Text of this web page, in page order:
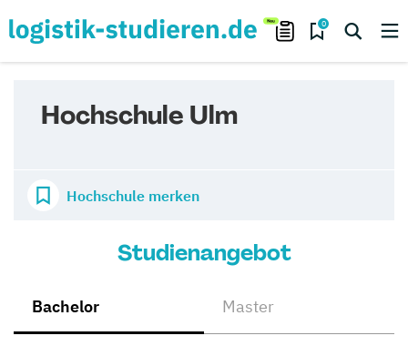
0
Hochschule Ulm
Hochschule merken
Studienangebot
Bachelor Master